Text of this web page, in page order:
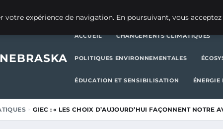
ACCUEIL CHANGEMENTS CLIMATIQUES
POLITIQUES ENVIRONNEMENTALES
ÉDUCATION ET SENSIBILISATION
GIEC : « LES CHOIX D’AUJOURD’HUI FAÇONNENT NOTRE
votre expérience de navigation. En poursuivant, vous